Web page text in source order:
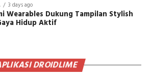
3 days ago
Wearables Dukung Tampilan Stylish
Hidup Aktif
DROIDLIME